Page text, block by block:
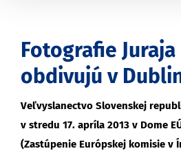
Fotografie Juraja
obdivujú v
Veľvyslanectvo Slovenskej
v stredu 17. apríla 2013 v Dome
(Zastúpenie Európskej komisie v